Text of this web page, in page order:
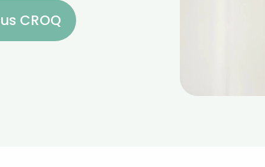
CROQ